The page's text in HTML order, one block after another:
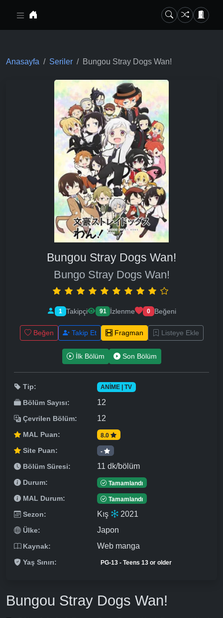
Anasayfa Seriler Bungou Stray Dogs Wan!
Bungou Stray Dogs Wan!
Bungo Stray Dogs Wan!
1 Takipçi 91 İzlenme 0 Beğeni
Beğen Takip Et Fragman Listeye Ekle
İlk Bölüm Son Bölüm
Tip: ANIME | TV
Bölüm Sayısı: 12
Çevrilen Bölüm: 12
MAL Puan: 8.0
Site Puan: -
Bölüm Süresi: 11 dk/bölüm
Durum: Tamamlandı
MAL Durum: Tamamlandı
Sezon: Kış 2021
Ülke: Japon
Kaynak: Web manga
Yaş Sınırı: PG-13 - Teens 13 or older
Bungou Stray Dogs Wan!